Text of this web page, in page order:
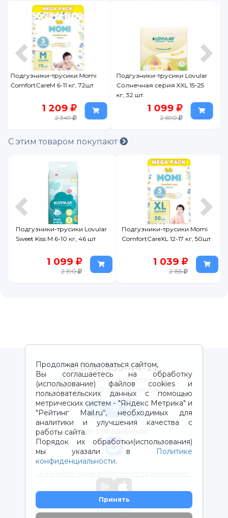
Подгузники-трусики Lovular
Солнечная серия XXL 15-25
1 099
2 690
Подгузники-трусики
Pampers Pants 4 9-15 кг 92 шт.
Мега Упаковка
1 999
2 999
С этим товаром покупают
Подгузники-трусики Momi
ComfortCareXL 12-17 кг, 50шт
1 039
2 155
Подгузники-трусики Watashi
размер XXL (16-25 кг) jumbo-
1 099
1 299
Продолжая пользоваться сайтом,
Вы соглашаетесь на обработку
(использование) файлов cookies и
пользовательских данных с помощью
метрических систем - "Яндекс Метрика" и
"Рейтинг Mail.ru“, необходимых для
аналитики и улучшения качества с
работы сайта.
Порядок их обработки(использования)
мы указали в
Политике
конфиденциальности.
Принять
8-800-333-44-22
Звонок по России бесплатный
с 9:00 до 21:00 (время московское)
Чат с поддержкой
Магазины